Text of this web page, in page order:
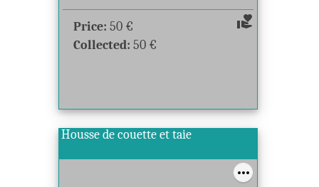
volunteer_activism
Price: 50 €
Collected: 50 €
Housse de couette et taie